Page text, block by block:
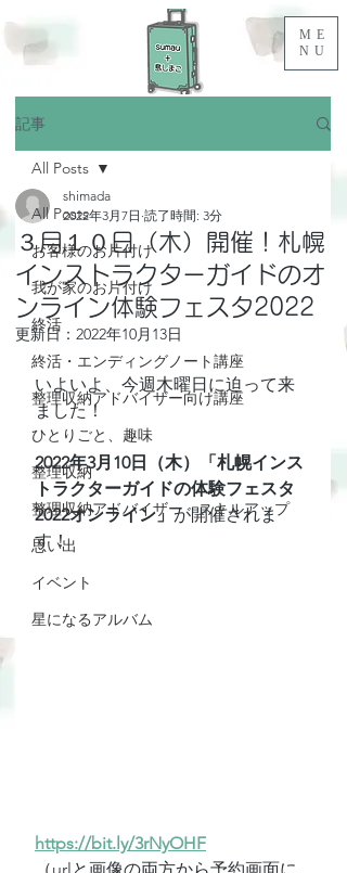
ME
NU
記事
All Posts
お客様のお片付け
我が家のお片付け
終活
終活・エンディングノート講座
整理収納アドバイザー向け講座
ひとりごと、趣味
整理収納
整理収納アドバイザー スキルアップ
思い出
イベント
星になるアルバム
All Posts
３月１０日（木）開催！札幌
インストラクターガイドのオ
ンライン体験フェスタ2022
shimada
2022年3月7日 読了時間: 3分
更新日： 2022年10月13日
いよいよ、今週木曜日に迫って来
ました！
2022年3月10日（木）「札幌インス
トラクターガイドの体験フェスタ
2022オンライン」が開催されま
す！
https://bit.ly/3rNyOHF